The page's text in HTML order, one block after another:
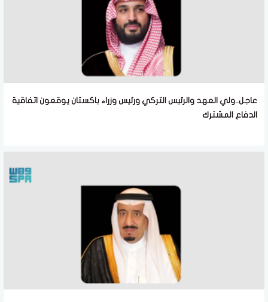
عاجل..ولي العهد والرئيس التركي ورئيس وزراء باكستان يوقعون اتفاقية
الدفاع المشترك